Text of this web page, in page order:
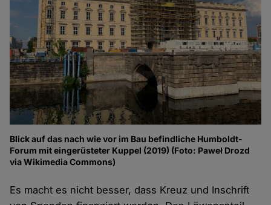
Blick auf das nach wie vor im Bau befindliche Humboldt-
Forum mit eingerüsteter Kuppel (2019) (Foto: Paweł Drozd
via Wikimedia Commons)
Es macht es nicht besser, dass Kreuz und Inschrift